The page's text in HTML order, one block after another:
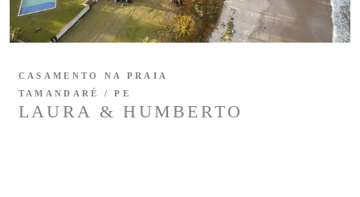
LAURA & HUMBERTO
CASAMENTO NA PRAIA
TAMANDARÉ / PE